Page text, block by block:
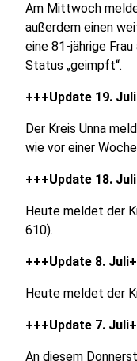
Am Mittwoch
außerdem einen
eine 81-jährige
Status „geimpft“.
+++Update 19.
Der Kreis Unna
wie vor einer
+++Update 18.
Heute meldet der
610).
+++Update 8.
Heute meldet der
+++Update 7.
An diesem